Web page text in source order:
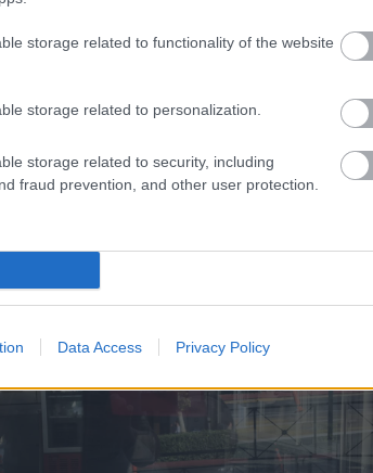
storage related to functionality of the website
storage related to personalization.
storage related to security, including
fraud prevention, and other user protection.
Data Access Privacy Policy
για ασυναγώνιστη κουρού εν
34, τηλ: 21 0321 4338